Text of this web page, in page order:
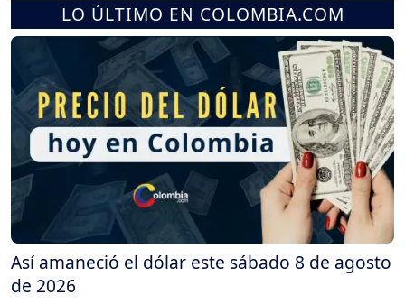
LO ÚLTIMO EN COLOMBIA.COM
Así amaneció el dólar este sábado 8 de agosto
de 2026